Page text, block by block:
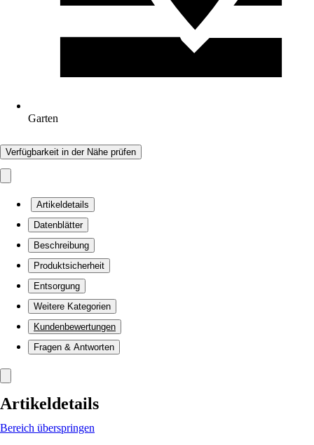
Garten
Verfügbarkeit in der Nähe prüfen
Artikeldetails
Datenblätter
Beschreibung
Produktsicherheit
Entsorgung
Weitere Kategorien
Kundenbewertungen
Fragen & Antworten
Artikeldetails
Bereich überspringen